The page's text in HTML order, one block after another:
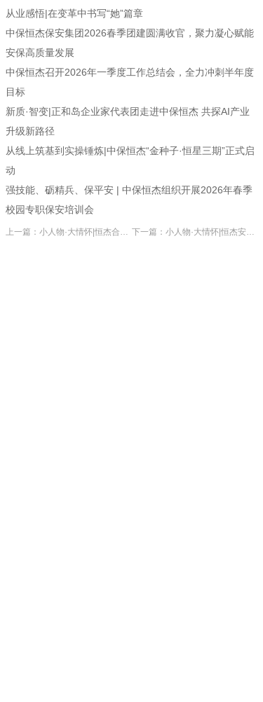
从业感悟|在变革中书写“她”篇章
中保恒杰保安集团2026春季团建圆满收官，聚力凝心赋能
安保高质量发展
中保恒杰召开2026年一季度工作总结会，全力冲刺半年度
目标
新质·智变|正和岛企业家代表团走进中保恒杰 共探AI产业
升级新路径
从线上筑基到实操锤炼|中保恒杰“金种子·恒星三期”正式启
动
强技能、砺精兵、保平安 | 中保恒杰组织开展2026年春季
校园专职保安培训会